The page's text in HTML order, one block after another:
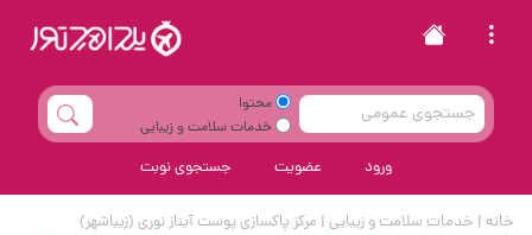
محتوا
خدمات سلامت و زیبایی
ورود عضویت جستجوی نوبت
خانه | خدمات سلامت و زیبایی | مرکز پاکسازی پوست آیناز نوری (زیباشهر)